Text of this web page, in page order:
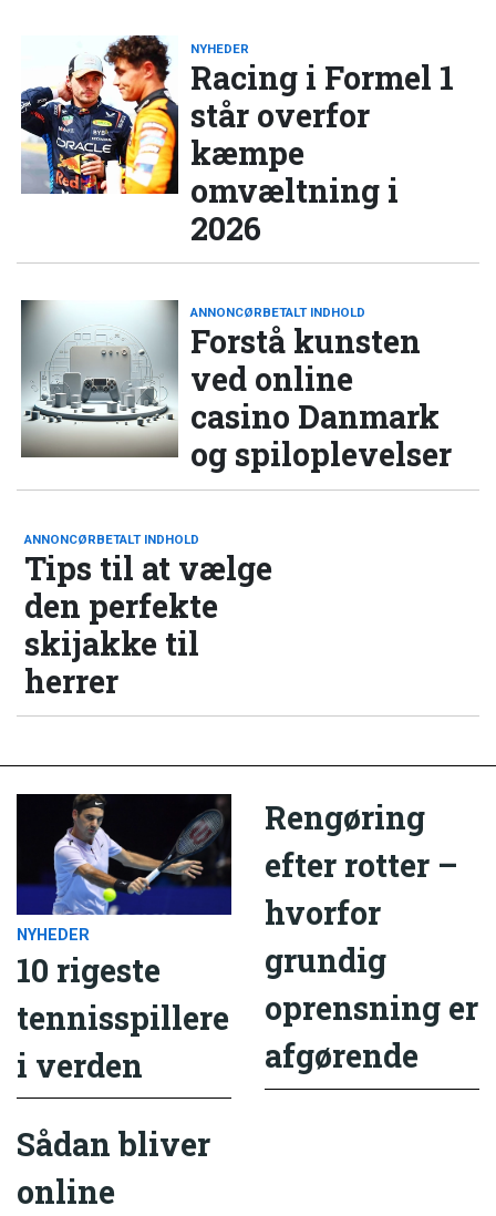
NYHEDER
Racing i Formel 1
står overfor
kæmpe
omvæltning i
2026
ANNONCØRBETALT INDHOLD
Forstå kunsten
ved online
casino Danmark
og spiloplevelser
ANNONCØRBETALT INDHOLD
Tips til at vælge
den perfekte
skijakke til
herrer
NYHEDER
10 rigeste
tennisspillere
i verden
Rengøring
efter rotter –
hvorfor
grundig
oprensning er
afgørende
Sådan bliver
online